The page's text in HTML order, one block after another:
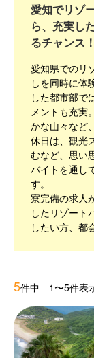
愛知でリゾ
ら、充実し
るチャンス！
愛知県でのリ
しを同時に体
した都市部で
メントも充実
かな山々など
休日は、観光
むなど、思い
バイトを通し
す。
寮完備の求人
したリゾート
したい方、都
5件中 1〜5件表